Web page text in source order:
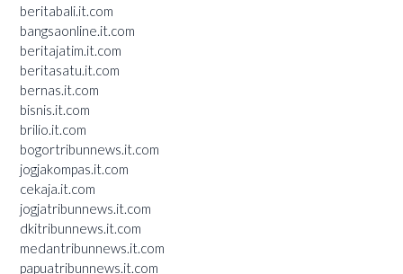
beritabali.it.com
bangsaonline.it.com
beritajatim.it.com
beritasatu.it.com
bernas.it.com
bisnis.it.com
brilio.it.com
bogortribunnews.it.com
jogjakompas.it.com
cekaja.it.com
jogjatribunnews.it.com
dkitribunnews.it.com
medantribunnews.it.com
papuatribunnews.it.com